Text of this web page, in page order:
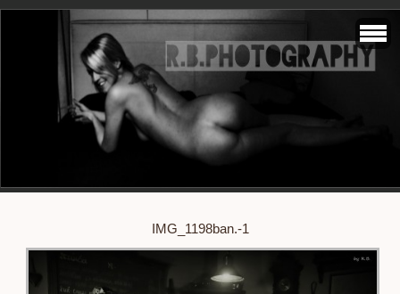
IMG_1198ban.-1